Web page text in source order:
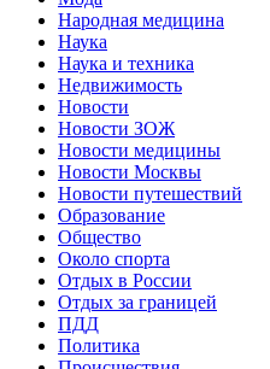
Народная медицина
Наука
Наука и техника
Недвижимость
Новости
Новости ЗОЖ
Новости медицины
Новости Москвы
Новости путешествий
Образование
Общество
Около спорта
Отдых в России
Отдых за границей
ПДД
Политика